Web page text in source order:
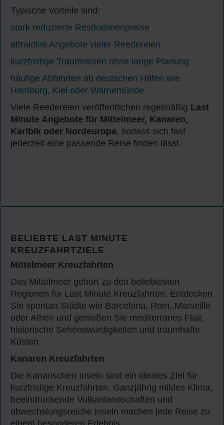
Typische Vorteile sind:
stark reduzierte Restkabinenpreise
attraktive Angebote vieler Reedereien
kurzfristige Traumreisen ohne lange Planung
häufige Abfahrten ab deutschen Häfen wie
Hamburg, Kiel oder Warnemünde
Viele Reedereien veröffentlichen regelmäßig Last
Minute Angebote für Mittelmeer, Kanaren,
Karibik oder Nordeuropa, sodass sich fast
jederzeit eine passende Reise finden lässt.
BELIEBTE LAST MINUTE
KREUZFAHRTZIELE
Mittelmeer Kreuzfahrten
Das Mittelmeer gehört zu den beliebtesten
Regionen für Last Minute Kreuzfahrten. Entdecken
Sie spontan Städte wie Barcelona, Rom, Marseille
oder Athen und genießen Sie mediterranes Flair,
historische Sehenswürdigkeiten und traumhafte
Küsten.
Kanaren Kreuzfahrten
Die Kanarischen Inseln sind ein ideales Ziel für
kurzfristige Kreuzfahrten. Ganzjährig mildes Klima,
beeindruckende Vulkanlandschaften und
abwechslungsreiche Inseln machen jede Reise zu